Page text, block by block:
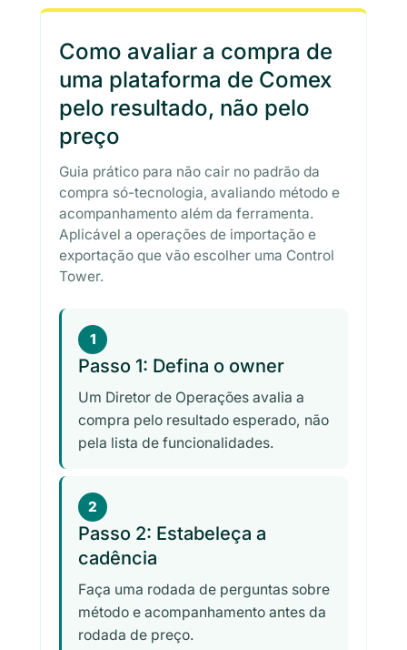
Como avaliar a compra de
uma plataforma de Comex
pelo resultado, não pelo
preço
Guia prático para não cair no padrão da
compra só-tecnologia, avaliando método e
acompanhamento além da ferramenta.
Aplicável a operações de importação e
exportação que vão escolher uma Control
Tower.
1
Passo 1: Defina o owner
Um Diretor de Operações avalia a
compra pelo resultado esperado, não
pela lista de funcionalidades.
2
Passo 2: Estabeleça a
cadência
Faça uma rodada de perguntas sobre
método e acompanhamento antes da
rodada de preço.